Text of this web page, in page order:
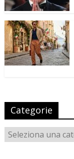
Categorie
Categorie